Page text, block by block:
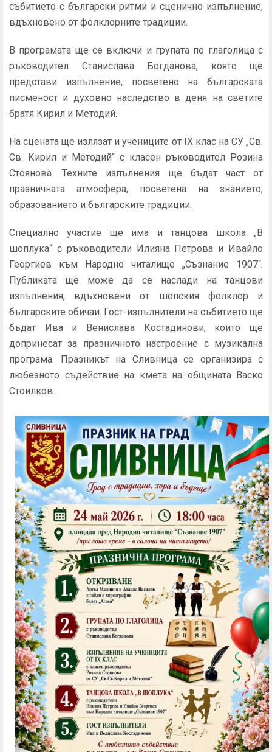
събитието с български ритми и сценично изпълнение,
вдъхновено от фолклорните традиции.
В програмата ще се включи и групата по глаголица с
ръководител Станислава Богданова, която ще
представи изпълнение, посветено на българската
писменост и духовно наследство в деня на светите
братя Кирил и Методий.
На сцената ще излязат и учениците от IX клас на СУ „Св.
Св. Кирил и Методий“ с класен ръководител Розина
Стоянова. Техните изпълнения ще бъдат част от
празничната атмосфера, посветена на знанието,
образованието и българските традиции.
Специално участие ще има и танцова школа „В
шоплука“ с ръководители Илияна Петрова и Ивайло
Георгиев към Народно читалище „Съзнание 1907“.
Публиката ще може да се наслади на танцови
изпълнения, вдъхновени от шопския фолклор и
българските обичаи. Гост-изпълнители на събитието ще
бъдат Ива и Венислава Костадинови, които ще
допринесат за празничното настроение с музикална
програма. Празникът на Сливница се организира с
любезното съдействие на кмета на общината Васко
Стоилков.